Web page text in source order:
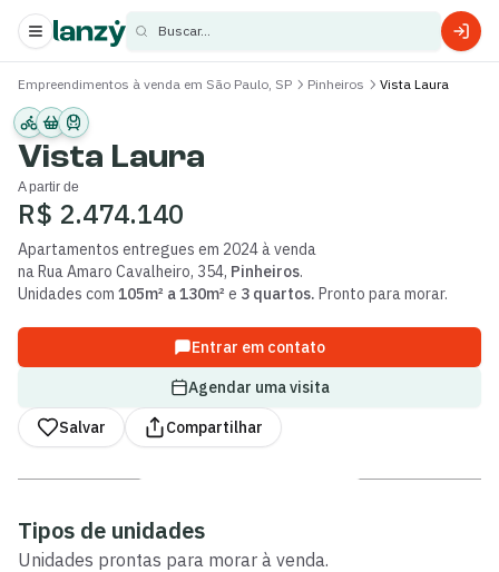
Buscar...
Empreendimentos à venda em São Paulo, SP Pinheiros Vista Laura
Vista Laura
A partir de
R$ 2.474.140
Apartamentos entregues em 2024à venda
naRua Amaro Cavalheiro, 354, Pinheiros.
Unidades com 105m² a 130m² e 3 quartos. Pronto para morar.
Entrar em contato
Agendar uma visita
Salvar
Compartilhar
Tipos de unidades
Unidades prontas para morar à venda.